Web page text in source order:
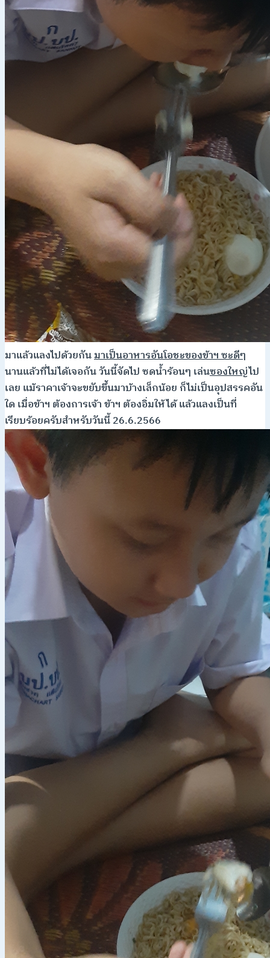
มาแล้วแลงไปด้วยกันมาเป็นอาหารอันโอชะของข้าฯ ซะดีๆ
นานแล้วที่ไม่ได้เจอกัน วันนี้จัดไป ซดน้ำร้อนๆ เล่นซองใหญ่ไป
เลย แม้ราคาเจ้าจะขยับขึ้นมาบ้างเล็กน้อย ก็ไม่เป็นอุปสรรคอัน
ใด เมื่อข้าฯ ต้องการเจ้า ข้าฯ ต้องอิ่มให้ได้ แล้วแลงเป็นที่
เรียบร้อยครับสำหรับวันนี้ 26.6.2566